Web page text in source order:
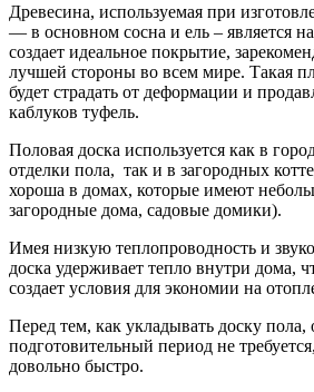
Древесина, используемая при
— в основном сосна и ель – является
создает идеальное покрытие,
лучшей стороны во всем мире. Такая
будет страдать от деформации и
каблуков туфель.
Половая доска используется как в
отделки пола, так и в загородных
хороша в домах, которые имеют
загородные дома, садовые домики).
Имея низкую теплопроводность и
доска удерживает тепло внутри дома,
создает условия для экономии на
Перед тем, как укладывать доску пола,
подготовительный период не
довольно быстро.